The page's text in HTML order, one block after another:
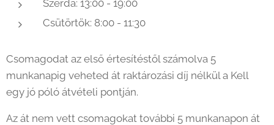
Szerda: 13:00 - 19:00
Csütörtök: 8:00 - 11:30
Csomagodat az első értesítéstől számolva 5
munkanapig veheted át raktározási díj nélkül a Kell
egy jó póló átvételi pontján.
Az át nem vett csomagokat további 5 munkanapon át